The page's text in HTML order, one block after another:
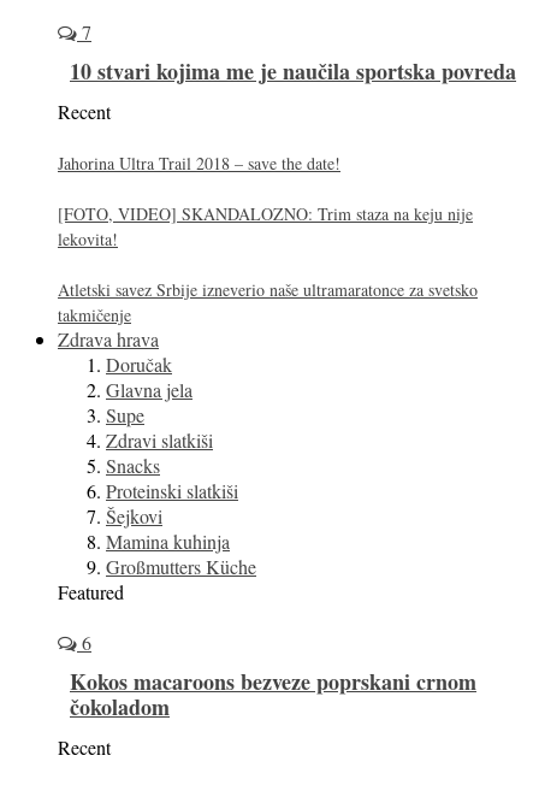
7
10 stvari kojima me je naučila sportska povreda
Recent
Jahorina Ultra Trail 2018 – save the date!
[FOTO, VIDEO] SKANDALOZNO: Trim staza na keju nije
lekovita!
Atletski savez Srbije izneverio naše ultramaratonce za svetsko
takmičenje
Zdrava hrava
Doručak
Glavna jela
Supe
Zdravi slatkiši
Snacks
Proteinski slatkiši
Šejkovi
Mamina kuhinja
Großmutters Küche
Featured
6
Kokos macaroons bezveze poprskani crnom
čokoladom
Recent